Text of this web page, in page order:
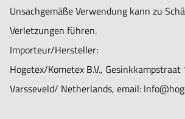
Unsachgemäße Verwendung kann zu
Verletzungen führen.
Importeur/Hersteller:
Hogetex/Kometex B.V., Gesinkkampstraat
Varsseveld/ Netherlands, email: